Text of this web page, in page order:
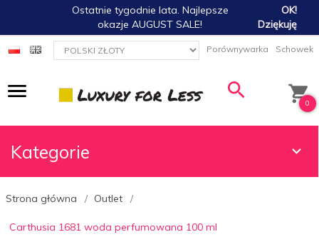
Ostatnie tygodnie lata. Najlepsze
okazje AUGUST SALE!
OK!
Dziękuję
currency_h Porównywarka Schowek
0
Kategorie
Strona główna Outlet
Carthusia 1681 woda perfumowana 100 ml